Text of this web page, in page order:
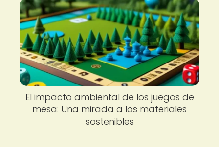
El impacto ambiental de los juegos de
mesa: Una mirada a los materiales
sostenibles